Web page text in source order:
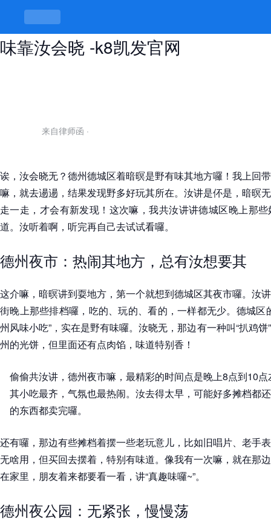
德州德城区晚上耍的地方，暗暝其趣
味靠汝会晓 -k8凯发官网
来自律师函 ·
诶，汝会晓无？德州德城区着暗暝是野有味其地方囉！我上回
嘛，就去逿逿，结果发现野多好玩其所在。汝讲是伓是，暗暝
走一走，才会有新发现！这次嘛，我共汝讲讲德城区晚上那
道。汝听着啊，听完再自己去试试看囉。
德州夜市：热闹其地方，总有汝想要其
这介嘛，暗暝讲到耍地方，第一个就想到德城区其夜市囉。汝
街晚上那些排档囉，吃的、玩的、看的，一样都无少。德城区
州风味小吃”，实在是野有味囉。汝晓无，那边有一种叫“扒鸡
州的光饼，但里面还有点肉馅，味道特别香！
偷偷共汝讲，德州夜市嘛，最精彩的时间点是晚上8点到10
其小吃最齐，气氛也最热闹。汝去得太早，可能好多摊档都
的东西都卖完囉。
还有囉，那边有些摊档着摆一些老玩意儿，比如旧唱片、老手
无啥用，但买回去摆着，特别有味道。像我有一次嘛，就在那
在家里，朋友着来都要看一看，讲“真趣味囉~”。
德州夜公园：无紧张，慢慢荡